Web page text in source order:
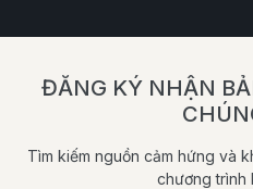
ĐĂNG KÝ NHẬN
Tìm kiếm nguồn cảm hứng và
chương trình